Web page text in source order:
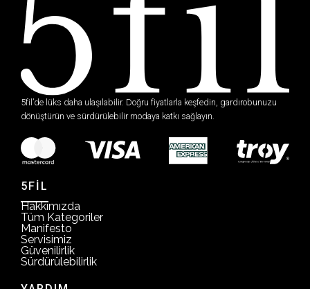
5fil’de lüks daha ulaşılabilir. Doğru fiyatlarla keşfedin, gardırobunuzu
dönüştürün ve sürdürülebilir modaya katkı sağlayın.
5FİL
Hakkımızda
Tüm Kategoriler
Manifesto
Servisimiz
Güvenilirlik
Sürdürülebilirlik